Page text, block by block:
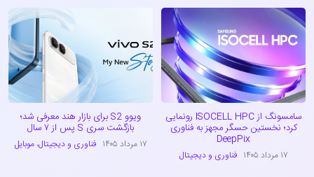
سامسونگ از ISOCELL HPC رونمایی
کرد؛ نخستین حسگر مجهز به فناوری
DeepPix
۱۷ مرداد ۱۴۰۵ فناوری و دیجیتال
ویوو S2 برای بازار هند معرفی شد؛
بازگشت سری S پس از ۷ سال
۱۷ مرداد ۱۴۰۵ فناوری و دیجیتال،موبایل